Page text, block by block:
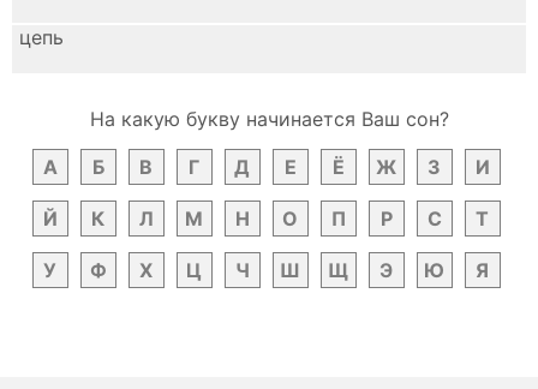
цепь
На какую букву начинается Ваш сон?
А
Б В Г Д Е Ё Ж З И
Й К Л М Н О П Р С Т
У Ф Х Ц Ч Ш Щ Э Ю Я